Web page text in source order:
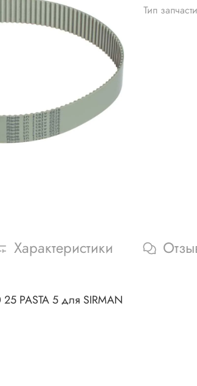
Тип
Характеристики
PASTA 5 для SIRMAN